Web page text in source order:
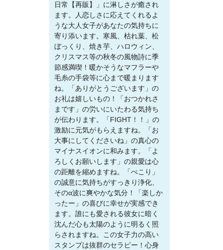
日常【再販】」に淋しさが癒され
ます。人恋しさに応えてくれるよ
うな大人女子があなたの気持ちに
寄り添います。寒風、枯れ葉、松
ぼっくり、焼き芋、ハロウィン、
クリスマス等の秋冬の風物詩に季
節感満喫！暖かそうなマフラーや
毛糸の手袋等に心まで暖まります
ね。「ありがとうございます」の
お礼は嬉しいもの！「おつかれさ
まです」の労いにいたわる気持ち
が伝わります。「FIGHT！！」の
激励に元気がもらえますね。「お
大事にしてくださいね」の真心の
マイナスイオンに和みます。「よ
ろしくお願いします」の親愛は心
の距離を縮めますね。「ぺこり」
の誠意に気持ちがすっきり浄化、
そのα波に爽やかな気分！「楽しか
ったー」の喜びに幸せが実感でき
ます。誰にも愛される彼女に暗く
沈んだ心も太陽のように明るく照
らされますね。この女子力の高い
スタンプは抜群のセラピー！心身